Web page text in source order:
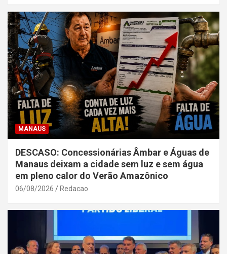
MANAUS
DESCASO: Concessionárias Âmbar e Águas de
Manaus deixam a cidade sem luz e sem água
em pleno calor do Verão Amazônico
06/08/2026 Redacao